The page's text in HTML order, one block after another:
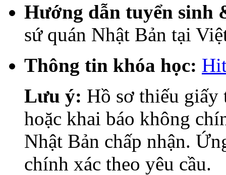
Hướng dẫn tuyển sinh
sứ quán Nhật Bản tại
Thông tin khóa học:
Lưu ý: Hồ sơ thiếu giấy
hoặc khai báo không
Nhật Bản chấp nhận.
chính xác theo yêu cầu.